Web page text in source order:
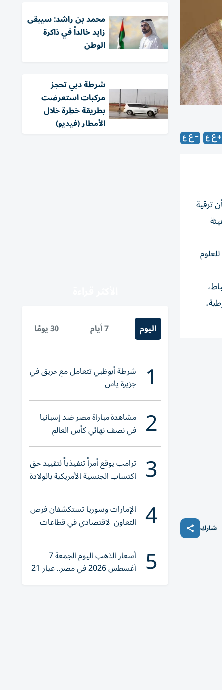
ترقية
تقضي بترقية عدد 745 من الضباط،
الشرطية،
شارك
محمد بن راشد: سيبقى
زايد خالداً في ذاكرة
الوطن
شرطة دبي تحجز
مركبات استعرضت
بطريقة خطِرة خلال
الأمطار (فيديو)
اليوم 7 أيام 30 يومًا
1 شرطة أبوظبي تتعامل مع حريق في
جزيرة ياس
2 مشاهدة مباراة مصر ضد إسبانيا
في نصف نهائي كأس العالم
لناشئات اليد 2026
3 ترامب يوقع أمراً تنفيذياً لتقييد حق
اكتساب الجنسية الأمريكية بالولادة
4 الإمارات وسوريا تستكشفان فرص
التعاون الاقتصادي في قطاعات
حيوية
5 أسعار الذهب اليوم الجمعة 7
أغسطس 2026 في مصر.. عيار 21